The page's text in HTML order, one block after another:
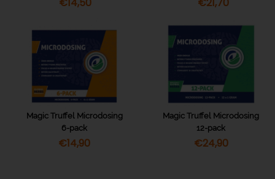
Magic Truffel Microdosing
6-pack
€14,90
Magic Truffel Microdosing
12-pack
€24,90